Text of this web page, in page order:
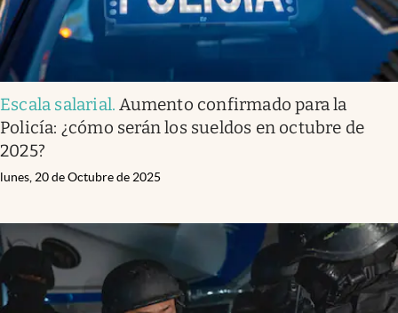
Escala salarial.Aumento confirmado para la
Policía: ¿cómo serán los sueldos en octubre de
2025?
lunes, 20 de Octubre de 2025